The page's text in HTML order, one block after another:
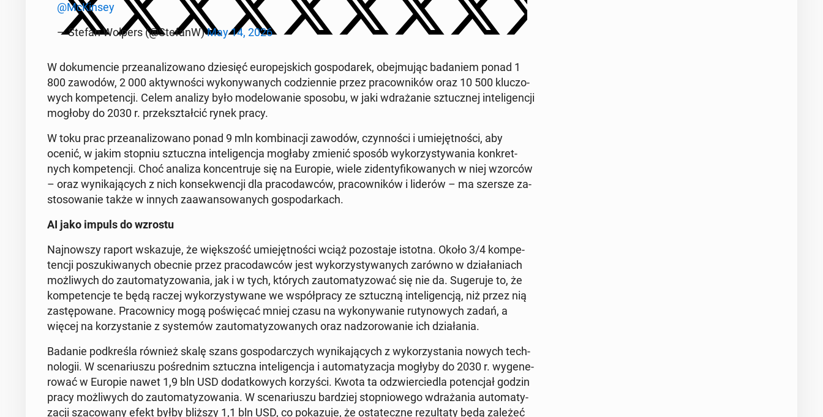
@McKin­sey
— Stefan Wolpers (@StefanW)May 14, 2026
W do­ku­men­cie prze­ana­li­zo­wa­no dzie­sięć eu­ro­pej­skich go­spo­da­rek, obej­mu­jąc ba­da­niem ponad 1
800 zawodów, 2 000 ak­tyw­no­ści wy­ko­ny­wa­nych co­dzien­nie przez pra­cow­ni­ków oraz 10 500 klu­czo­
wych kom­pe­ten­cji. Celem analizy było mo­de­lo­wa­nie sposobu, w jaki wdra­ża­nie sztucz­nej in­te­li­gen­cji
mogłoby do 2030 r. prze­kształ­cić rynek pracy.
W toku prac prze­ana­li­zo­wa­no ponad 9 mln kom­bi­na­cji zawodów, czyn­no­ści i umie­jęt­no­ści, aby
ocenić, w jakim stopniu sztucz­na in­te­li­gen­cja mogłaby zmienić sposób wy­ko­rzy­sty­wa­nia kon­kret­
nych kom­pe­ten­cji. Choć analiza kon­cen­tru­je się na Europie, wiele zi­den­ty­fi­ko­wa­nych w niej wzorców
– oraz wy­ni­ka­ją­cych z nich kon­se­kwen­cji dla pra­co­daw­ców, pra­cow­ni­ków i liderów – ma szersze za­
sto­so­wa­nie także w innych za­awan­so­wa­nych go­spo­dar­kach.
AI jako impuls do wzrostu
Naj­now­szy raport wska­zu­je, że więk­szość umie­jęt­no­ści wciąż po­zo­sta­je istotna. Około 3/4 kom­pe­
ten­cji po­szu­ki­wa­nych obecnie przez pra­co­daw­ców jest wy­ko­rzy­sty­wa­nych zarówno w dzia­ła­niach
moż­li­wych do zauto­ma­ty­zo­wa­nia, jak i w tych, których zauto­ma­ty­zo­wać się nie da. Su­ge­ru­je to, że
kom­pe­ten­cje te będą raczej wy­ko­rzy­sty­wa­ne we współ­pra­cy ze sztucz­ną in­te­li­gen­cją, niż przez nią
za­stę­po­wa­ne. Pra­cow­ni­cy mogą po­świę­cać mniej czasu na wy­ko­ny­wa­nie ru­ty­no­wych zadań, a
więcej na ko­rzy­sta­nie z sys­te­mów zauto­ma­ty­zo­wa­nych oraz nad­zo­ro­wa­nie ich dzia­ła­nia.
Badanie pod­kre­śla również skalę szans go­spo­dar­czych wy­ni­ka­ją­cych z wy­ko­rzy­sta­nia nowych tech­
no­lo­gii. W sce­na­riu­szu po­śred­nim sztucz­na in­te­li­gen­cja i au­to­ma­ty­za­cja mogłyby do 2030 r. wy­ge­ne­
ro­wać w Europie nawet 1,9 bln USD do­dat­ko­wych ko­rzy­ści. Kwota ta od­zwier­cie­dla po­ten­cjał godzin
pracy moż­li­wych do zauto­ma­ty­zo­wa­nia. W sce­na­riu­szu bar­dziej stop­nio­we­go wdra­ża­nia au­to­ma­ty­
za­cji sza­co­wa­ny efekt byłby bliższy 1,1 bln USD, co po­ka­zu­je, że osta­tecz­ne re­zul­ta­ty będą zależeć